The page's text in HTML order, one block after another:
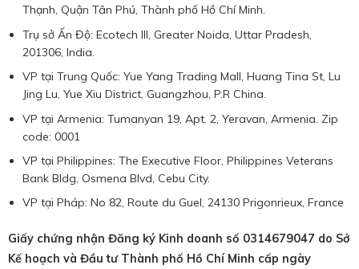
Thạnh, Quận Tân Phú, Thành phố Hồ Chí Minh.
Trụ sở Ấn Độ: Ecotech III, Greater Noida, Uttar Pradesh,
201306, India.
VP tại Trung Quốc: Yue Yang Trading Mall, Huang Tina St, Lu
Jing Lu, Yue Xiu District, Guangzhou, P.R China.
VP tại Armenia: Tumanyan 19, Apt. 2, Yeravan, Armenia. Zip
code: 0001
VP tại Philippines: The Executive Floor, Philippines Veterans
Bank Bldg, Osmena Blvd, Cebu City.
VP tại Pháp: No 82, Route du Guel, 24130 Prigonrieux, France
Giấy chứng nhận Đăng ký Kinh doanh số 0314679047 do Sở
Kế hoạch và Đầu tư Thành phố Hồ Chí Minh cấp ngày